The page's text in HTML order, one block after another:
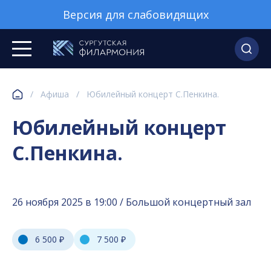
Версия для слабовидящих
/ Афиша / Юбилейный концерт С.Пенкина.
Юбилейный концерт
С.Пенкина.
26 ноября 2025 в 19:00 / Большой концертный зал
6 500 ₽ 7 500 ₽